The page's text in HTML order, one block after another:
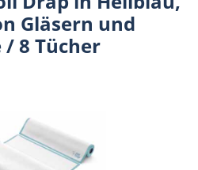
Gläsern und
/ 8 Tücher